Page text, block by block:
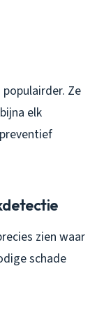
Ze
elk
zien waar
schade